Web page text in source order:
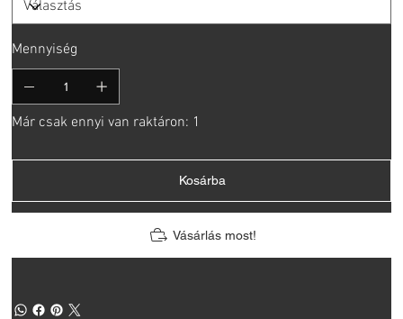
Mennyiség
Már csak ennyi van raktáron: 1
Kosárba
Vásárlás most!